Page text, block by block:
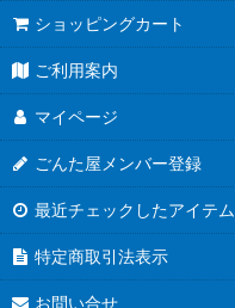
ショッピングカート
ご利用案内
マイページ
ごんた屋メンバー登録
最近チェックしたアイテム
特定商取引法表示
お問い合せ